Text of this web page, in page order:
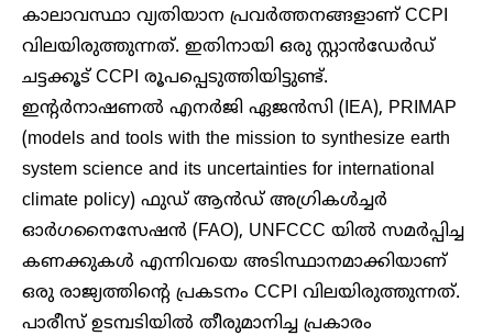
കാലാവസ്ഥാ വ്യതിയാന പ്രവർത്തനങ്ങളാണ് CCPI
വിലയിരുത്തുന്നത്. ഇതിനായി ഒരു സ്റ്റാൻഡേർഡ്
ചട്ടക്കൂട് CCPI രൂപപ്പെടുത്തിയിട്ടുണ്ട്.
ഇൻ്റർനാഷണൽ എനർജി ഏജൻസി (IEA), PRIMAP
(models and tools with the mission to synthesize earth
system science and its uncertainties for international
climate policy) ഫുഡ് ആൻഡ് അഗ്രികൾച്ചർ
ഓർഗനൈസേഷൻ (FAO), UNFCCC യിൽ സമർപ്പിച്ച
കണക്കുകൾ എന്നിവയെ അടിസ്ഥാനമാക്കിയാണ്
ഒരു രാജ്യത്തിൻ്റെ പ്രകടനം CCPI വിലയിരുത്തുന്നത്.
പാരീസ് ഉടമ്പടിയിൽ തീരുമാനിച്ച പ്രകാരം